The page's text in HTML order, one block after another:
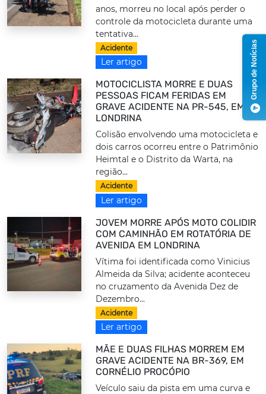
anos, morreu no local após perder o
controle da motocicleta durante uma
tentativa...
Acidente
Ler artigo
MOTOCICLISTA MORRE E DUAS
PESSOAS FICAM FERIDAS EM
GRAVE ACIDENTE NA PR-545, EM
LONDRINA
Colisão envolvendo uma motocicleta e
dois carros ocorreu entre o Patrimônio
Heimtal e o Distrito da Warta, na
região...
Acidente
Ler artigo
JOVEM MORRE APÓS MOTO COLIDIR
COM CAMINHÃO EM ROTATÓRIA DE
AVENIDA EM LONDRINA
Vítima foi identificada como Vinicius
Almeida da Silva; acidente aconteceu
no cruzamento da Avenida Dez de
Dezembro...
Acidente
Ler artigo
MÃE E DUAS FILHAS MORREM EM
GRAVE ACIDENTE NA BR-369, EM
CORNÉLIO PROCÓPIO
Veículo saiu da pista em uma curva e
Grupo de Notícias